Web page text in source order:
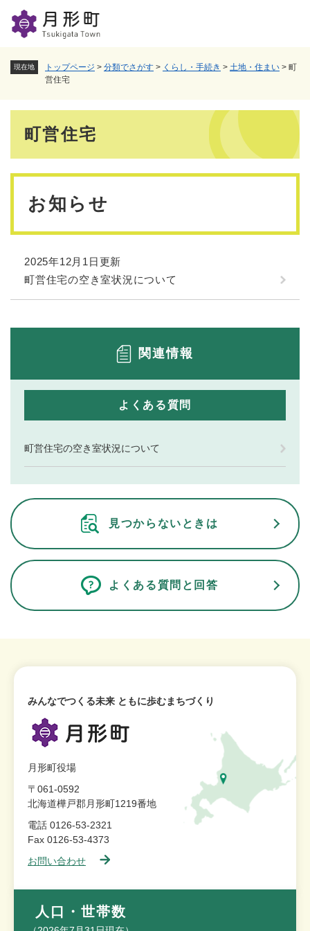
現在地 トップページ > 分類でさがす > くらし・手続き > 土地・住まい > 町
営住宅
町営住宅
お知らせ
2025年12月1日更新
町営住宅の空き室状況について
関連情報
よくある質問
町営住宅の空き室状況について
見つからないときは
よくある質問と回答
みんなでつくる未来 ともに歩むまちづくり
月形町役場
〒061-0592
北海道樺戸郡月形町1219番地
電話 0126-53-2321
Fax 0126-53-4373
お問い合わせ
人口・世帯数